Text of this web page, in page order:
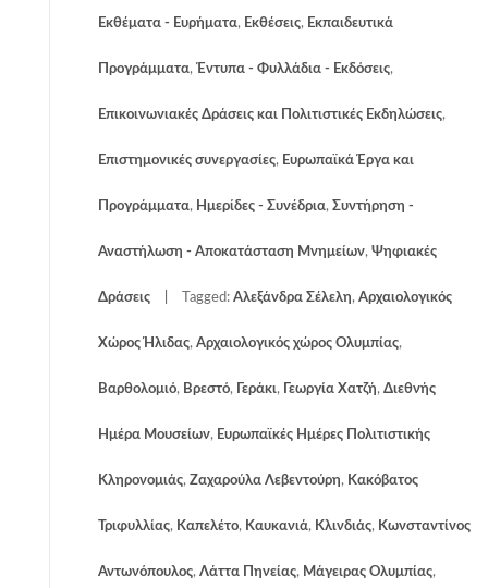
Εκθέματα - Ευρήματα, Εκθέσεις, Εκπαιδευτικά
Προγράμματα, Έντυπα - Φυλλάδια - Εκδόσεις,
Επικοινωνιακές Δράσεις και Πολιτιστικές Εκδηλώσεις,
Επιστημονικές συνεργασίες, Ευρωπαϊκά Έργα και
Προγράμματα, Ημερίδες - Συνέδρια, Συντήρηση -
Αναστήλωση - Αποκατάσταση Μνημείων, Ψηφιακές
Δράσεις Tagged: Αλεξάνδρα Σέλελη, Αρχαιολογικός
Χώρος Ήλιδας, Αρχαιολογικός χώρος Ολυμπίας,
Βαρθολομιό, Βρεστό, Γεράκι, Γεωργία Χατζή, Διεθνής
Ημέρα Μουσείων, Ευρωπαϊκές Ημέρες Πολιτιστικής
Κληρονομιάς, Ζαχαρούλα Λεβεντούρη, Κακόβατος
Τριφυλλίας, Καπελέτο, Καυκανιά, Κλινδιάς, Κωνσταντίνος
Αντωνόπουλος, Λάττα Πηνείας, Μάγειρας Ολυμπίας,